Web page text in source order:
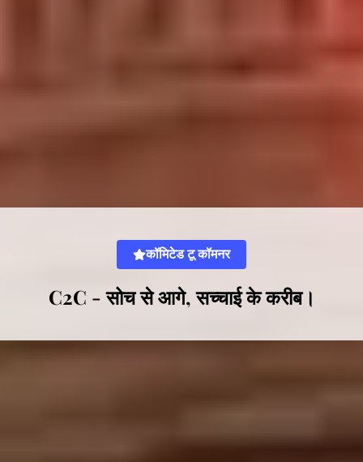
कॉमिटेड टू कॉमनर
C2C - सोच से आगे, सच्चाई के करीब।